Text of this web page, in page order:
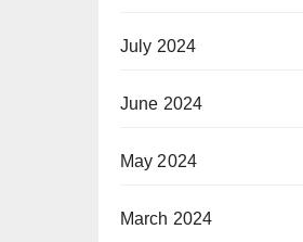
July 2024
June 2024
May 2024
March 2024